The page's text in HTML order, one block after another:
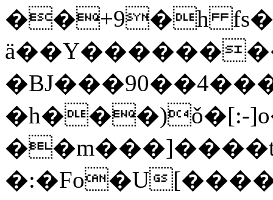
��+9�h
�h���)ǒ�[:-
�:�Fo�U